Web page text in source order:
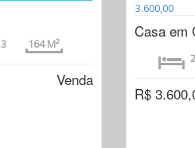
3 164 M²
Venda
Casa em
2
R$